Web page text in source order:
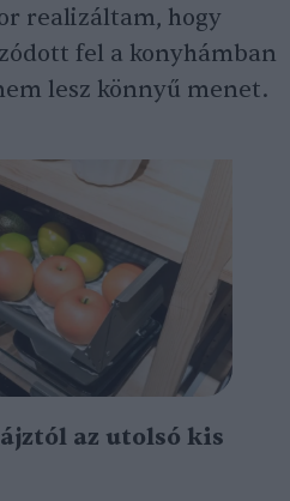
realizáltam, hogy
fel a konyhámban
lesz könnyű menet.
az utolsó kis